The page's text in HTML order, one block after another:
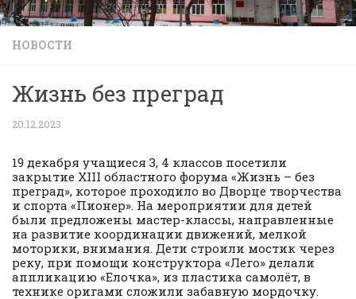
НОВОСТИ
Жизнь без преград
20.12.2023
19 декабря учащиеся 3, 4 классов посетили
закрытие XIII областного форума «Жизнь – без
преград», которое проходило во Дворце творчества
и спорта «Пионер». На мероприятии для детей
были предложены мастер-классы, направленные
на развитие координации движений, мелкой
моторики, внимания. Дети строили мостик через
реку, при помощи конструктора «Лего» делали
аппликацию «Елочка», из пластика самолёт, в
технике оригами сложили забавную мордочку.